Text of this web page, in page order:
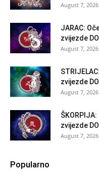
August 7, 2026
JARAC:
zvijezde
August 7, 2026
zvijezde
August 7, 2026
ŠKORPIJA:
zvijezde
August 7, 2026
Popularno